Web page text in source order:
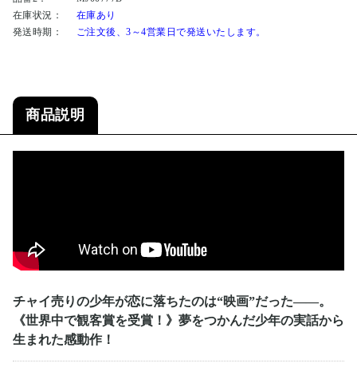
在庫状況：
在庫あり
発送時期：
ご注文後、3～4営業日で発送いたします。
商品説明
チャイ売りの少年が恋に落ちたのは“映画”だった――。
《世界中で観客賞を受賞！》夢をつかんだ少年の実話から
生まれた感動作！